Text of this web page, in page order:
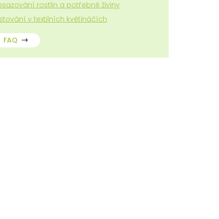
rostlin a potřebné živiny
v textilních květináčích
FAQ